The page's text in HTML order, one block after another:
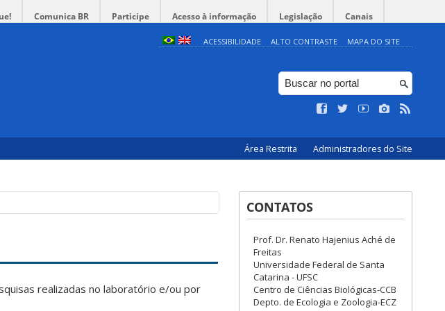
Comunica BR Participe Acesso à informação Legislação Canais
ACESSIBILIDADE ALTO CONTRASTE MAPA DO SITE
Área Restrita Administradores do Site
realizadas no laboratório e/ou por
CONTATOS
Prof. Dr. Renato Hajenius Aché de
Freitas
Universidade Federal de Santa
Catarina - UFSC
Centro de Ciências Biológicas-CCB
Depto. de Ecologia e Zoologia-ECZ